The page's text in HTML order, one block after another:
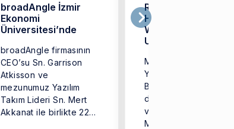
broadAngle İzmir
Ekonomi
Üniversitesi’nde
broadAngle firmasının
CEO’su Sn. Garrison
Atkisson ve
mezunumuz Yazılım
Takım Lideri Sn. Mert
Akkanat ile birlikte 22
Ruby, Rails ve
HOTWIRE ile
Web/Mobil
Uygulamaları
Gerçekleşti
Mühendislik Fakültesi
Yazılım Mühendisliği
Bölümü tarafından
düzenlenen Ruby,
ve HOTWIRE ile
Modern Web/Mobil